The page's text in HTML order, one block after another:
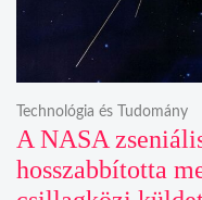
A NASA
hosszabbította
Technológia és Tudomány